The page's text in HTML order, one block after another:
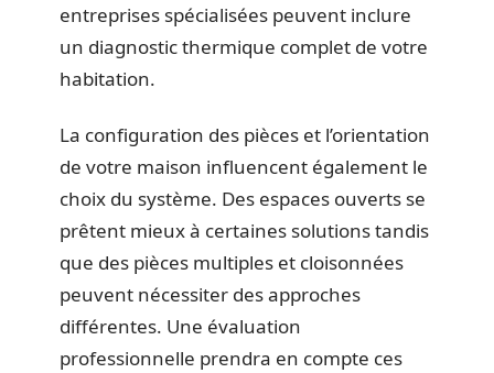
entreprises spécialisées peuvent inclure
un diagnostic thermique complet de votre
habitation.
La configuration des pièces et l’orientation
de votre maison influencent également le
choix du système. Des espaces ouverts se
prêtent mieux à certaines solutions tandis
que des pièces multiples et cloisonnées
peuvent nécessiter des approches
différentes. Une évaluation
professionnelle prendra en compte ces